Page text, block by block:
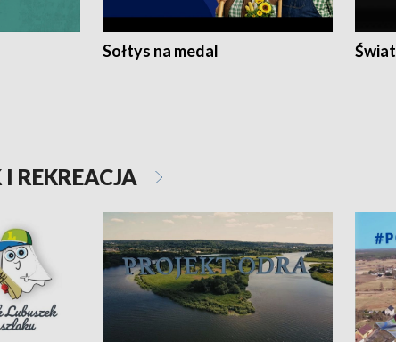
Sołtys na medal
REKREACJA